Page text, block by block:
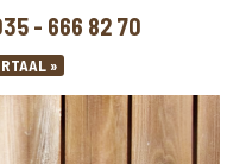
- 666 82 70